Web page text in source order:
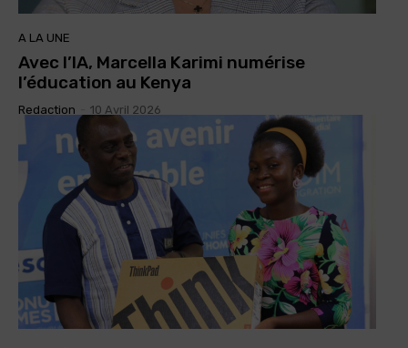
A LA UNE
Avec l’IA, Marcella Karimi numérise
l’éducation au Kenya
Redaction 10 Avril 2026